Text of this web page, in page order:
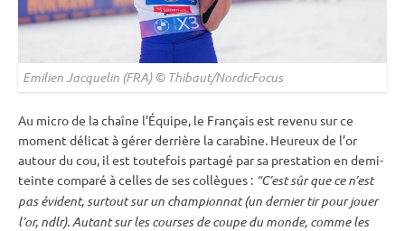
Emilien Jacquelin (FRA) © Thibaut/NordicFocus
Au micro de la chaîne l’Équipe, le Français est revenu sur ce
moment délicat à gérer derrière lacarabine. Heureux de l’or
autour du cou, il est toutefois partagé par sa prestation en demi-
teinte comparé à celles de ses collègues : “C’est sûr que ce n’est
pas évident, surtout sur un championnat (un dernier tir pour jouer
l’or, ndlr). Autant sur les courses decoupe du monde, comme les